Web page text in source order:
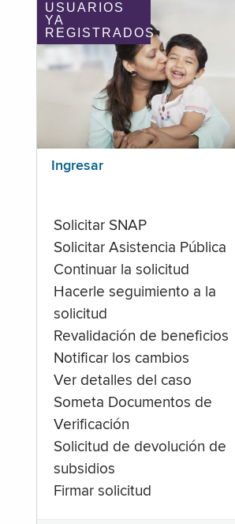
USUARIOS
YA
REGISTRADOS
Ingresar
Solicitar SNAP
Solicitar Asistencia Pública
Continuar la solicitud
Hacerle seguimiento a la
solicitud
Revalidación de beneficios
Notificar los cambios
Ver detalles del caso
Someta Documentos de
Verificación
Solicitud de devolución de
subsidios
Firmar solicitud